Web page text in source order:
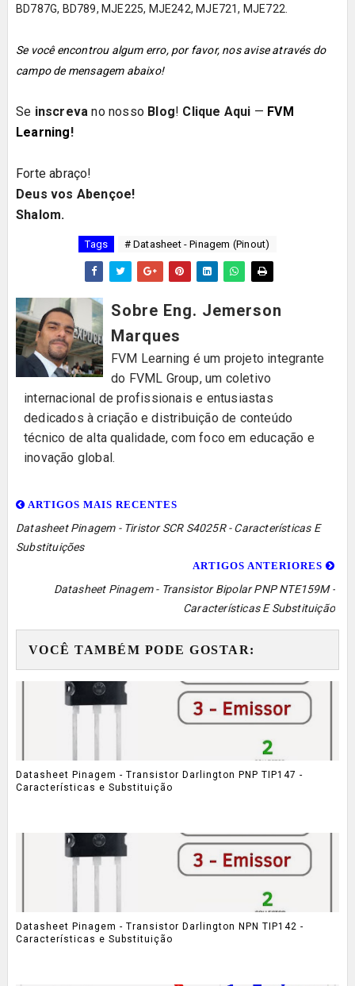
BD787G, BD789, MJE225, MJE242, MJE721, MJE722.
Se você encontrou algum erro, por favor, nos avise através do
campo de mensagem abaixo!
Se inscreva no nosso Blog! Clique Aqui — FVM
Learning!
Forte abraço!
Deus vos Abençoe!
Shalom.
Tags # Datasheet - Pinagem (Pinout)
Sobre Eng. Jemerson
Marques
FVM Learning é um projeto integrante
do FVML Group, um coletivo
internacional de profissionais e entusiastas
dedicados à criação e distribuição de conteúdo
técnico de alta qualidade, com foco em educação e
inovação global.
ARTIGOS MAIS RECENTES
Datasheet Pinagem - Tiristor SCR S4025R - Características E
Substituições
ARTIGOS ANTERIORES
Datasheet Pinagem - Transistor Bipolar PNP NTE159M -
Características E Substituição
VOCÊ TAMBÉM PODE GOSTAR:
Datasheet Pinagem - Transistor Darlington PNP TIP147 -
Características e Substituição
Datasheet Pinagem - Transistor Darlington NPN TIP142 -
Características e Substituição